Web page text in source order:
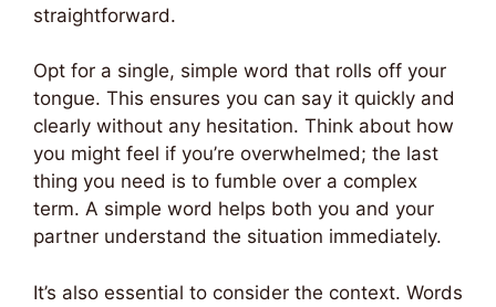
straightforward.
Opt for a single, simple word that rolls off your
tongue. This ensures you can say it quickly and
clearly without any hesitation. Think about how
you might feel if you’re overwhelmed; the last
thing you need is to fumble over a complex
term. A simple word helps both you and your
partner understand the situation immediately.
It’s also essential to consider the context. Words